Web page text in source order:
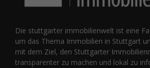
Die stuttgarter immobilienwelt ist eine
um das Thema Immobilien in Stuttgart
mit dem Ziel, den Stuttgarter
transparenter zu machen und lokal zu